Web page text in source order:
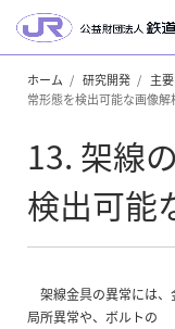
ホーム 研究開発 主
常形態を検出可能な画像解
13. 架線
検出可能
架線金具の異常には、
局所異常や、ボルトの